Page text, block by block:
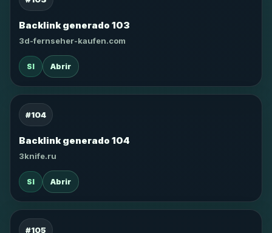
Backlink generado 103
3d-fernseher-kaufen.com
SI Abrir
#104
Backlink generado 104
3knife.ru
SI Abrir
#105